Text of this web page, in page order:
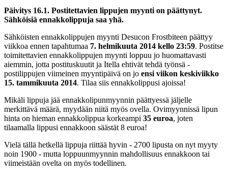
Päivitys 16.1. Postitettavien lippujen myynti on päättynyt.
Sähköisiä ennakkolippuja saa yhä.
Sähköisten ennakkolippujen myynti Desucon Frostbiteen päättyy
viikkoa ennen tapahtumaa 7. helmikuuta 2014 kello 23:59. Postitse
toimitettavien ennakkolippujen myynti loppuu jo huomattavasti
aiemmin, jotta postituskuutit ja Itella ehtivät tehdä työnsä -
postilippujen viimeinen myyntipäivä on jo ensi viikon keskiviikko
15. tammikuuta 2014. Tilaa siis ennakkolippusi ajoissa!
Mikäli lippuja jää ennakkolipunmyynnin päättyessä jäljelle
merkittävä määrä, myydään niitä myös ovella. Ovimyynnissä lipun
hinta on hieman ennakkolippua korkeampi 35 euroa, joten
tilaamalla lippusi ennakkoon säästät 8 euroa!
Vielä tällä hetkellä lippuja riittää hyvin - 2700 lipusta on nyt myyty
noin 1900 - mutta loppuunmyynnin mahdollisuus ennakkoon tai
viimeistään ovelta on myös todellinen.